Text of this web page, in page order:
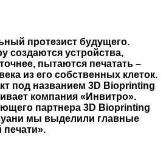
протезист будущего.
создаются устройства,
пытаются печатать –
из его собственных клеток.
под названием 3D Bioprinting
компания «Инвитро».
партнера 3D Bioprinting
мы выделили главные